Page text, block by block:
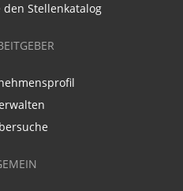
den Stellenkatalog